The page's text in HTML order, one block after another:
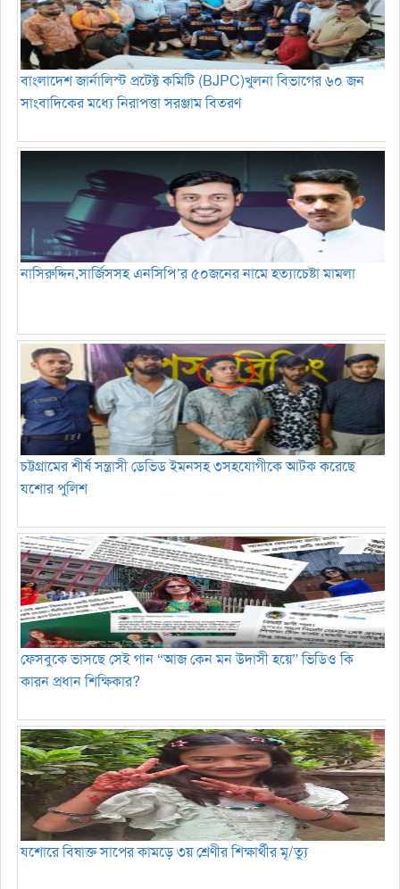
বাংলাদেশ জার্নালিস্ট প্রটেক্ট কমিটি (BJPC)খুলনা বিভাগের ৬০ জন
সাংবাদিকের মধ্যে নিরাপত্তা সরঞ্জাম বিতরণ
নাসিরুদ্দিন,সার্জিসসহ এনসিপি’র ৫০জনের নামে হত্যাচেষ্টা মামলা
চট্টগ্রামের শীর্ষ সন্ত্রাসী ডেভিড ইমনসহ ৩সহযোগীকে আটক করেছে
যশোর পুলিশ
ফেসবুকে ভাসছে সেই গান “আজ কেন মন উদাসী হয়ে” ভিডিও কি
কারন প্রধান শিক্ষিকার?
যশোরে বিষাক্ত সাপের কামড়ে ৩য় শ্রেণীর শিক্ষার্থীর মৃ/ত্যু